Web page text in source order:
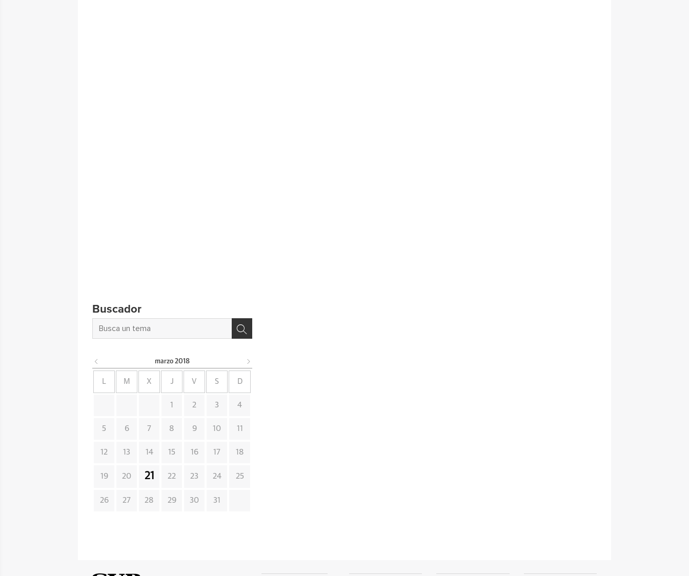
Buscador
marzo 2018
L M X J V S D
1 2 3 4
5 6 7 8 9 10 11
12 13 14 15 16 17 18
19 20 21 22 23 24 25
26 27 28 29 30 31